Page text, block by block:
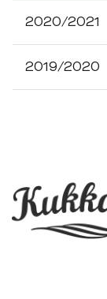
2020/2021
2019/2020